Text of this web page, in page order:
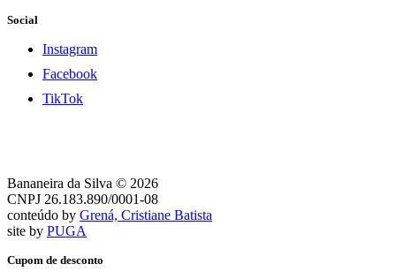
Social
Instagram
Facebook
TikTok
Bananeira da Silva © 2026
CNPJ 26.183.890/0001-08
conteúdo by Grená, Cristiane Batista
site by PUGA
Cupom de desconto